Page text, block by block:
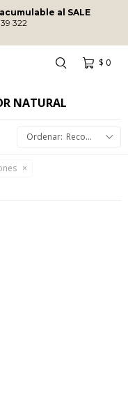
acumulable al SALE
322
$ 0
NATURAL
Recomendados